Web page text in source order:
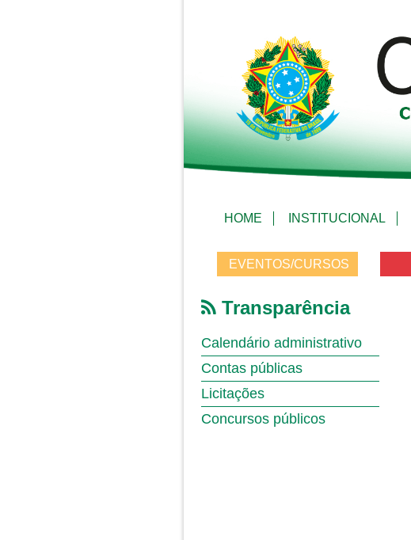
HOME INSTITUCIONAL
EVENTOS/CURSOS
Transparência
Calendário administrativo
Contas públicas
Licitações
Concursos públicos